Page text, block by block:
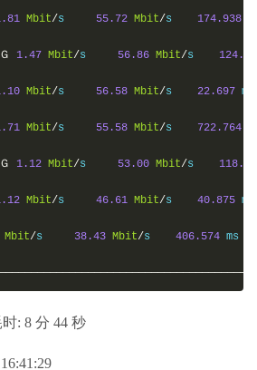
Mbit/s 55.72 Mbit/s 174.938
1.47 Mbit/s 56.86 Mbit/s
Mbit/s 56.58 Mbit/s 22.697 ms
Mbit/s 55.58 Mbit/s 722.764
1.12 Mbit/s 53.00 Mbit/s
Mbit/s 46.61 Mbit/s 40.875 ms
Mbit/s 38.43 Mbit/s 406.574 ms
: 8 分 44 秒